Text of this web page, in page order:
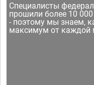
Специалисты
прошили более 10
- поэтому мы знаем,
максимум от